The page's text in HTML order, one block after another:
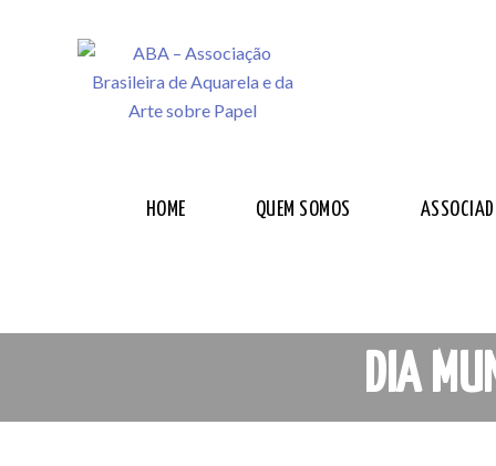
HOME QUEM SOMOS
DIA